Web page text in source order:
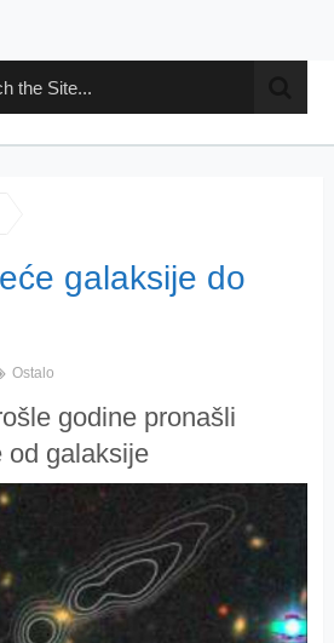
galaksije do
Ostalo
godine pronašli
od galaksije